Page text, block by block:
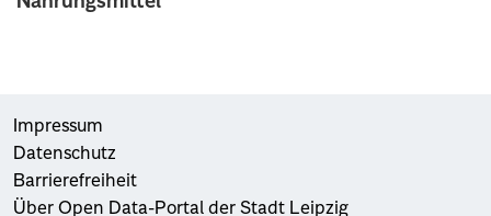
Impressum
Datenschutz
Barrierefreiheit
Über Open Data-Portal der Stadt Leipzig